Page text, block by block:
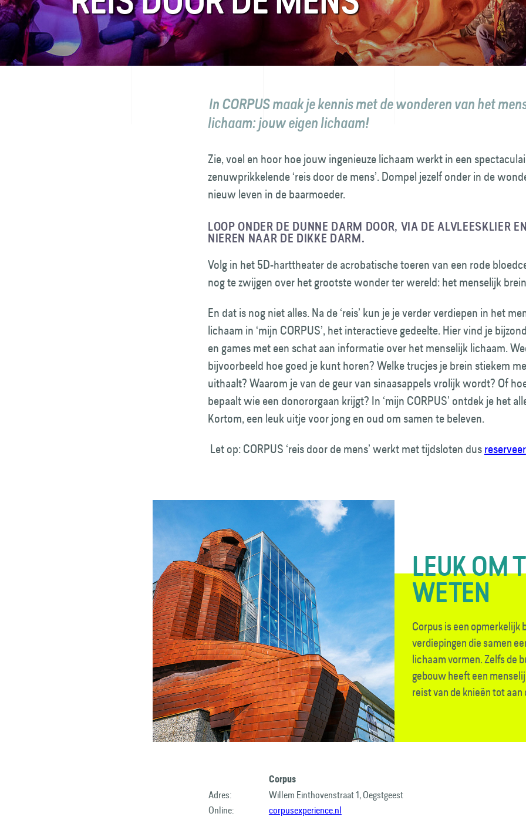
FAQ
In CORPUS maak je kennis met de wonderen van het
lichaam: jouw eigen lichaam!
Zie, voel en hoor hoe jouw ingenieuze lichaam werkt in een
zenuwprikkelende ‘reis door de mens’. Dompel jezelf onder in de
nieuw leven in de baarmoeder.
LOOP ONDER DE DUNNE DARM DOOR, VIA DE ALVLEESKLIER
NIEREN NAAR DE DIKKE DARM.
Volg in het 5D-harttheater de acrobatische toeren van een rode
nog te zwijgen over het grootste wonder ter wereld: het menselijk
En dat is nog niet alles. Na de ‘reis’ kun je je verder verdiepen in het
lichaam in ‘mijn CORPUS’, het interactieve gedeelte. Hier vind je
en games met een schat aan informatie over het menselijk lichaam.
bijvoorbeeld hoe goed je kunt horen? Welke trucjes je brein stiekem
uithaalt? Waarom je van de geur van sinaasappels vrolijk wordt? Of
bepaalt wie een donororgaan krijgt? In ‘mijn CORPUS’ ontdek je het
Kortom, een leuk uitje voor jong en oud om samen te beleven.
Let op: CORPUS ‘reis door de mens’ werkt met tijdsloten dusreserveer
LEUK OM
WETEN
Corpus is een opmerkelijk
verdiepingen die samen
lichaam vormen. Zelfs de
gebouw heeft een
reist van de knieën tot aan
Corpus
Adres:
Willem Einthovenstraat 1, Oegstgeest
Online:
corpusexperience.nl